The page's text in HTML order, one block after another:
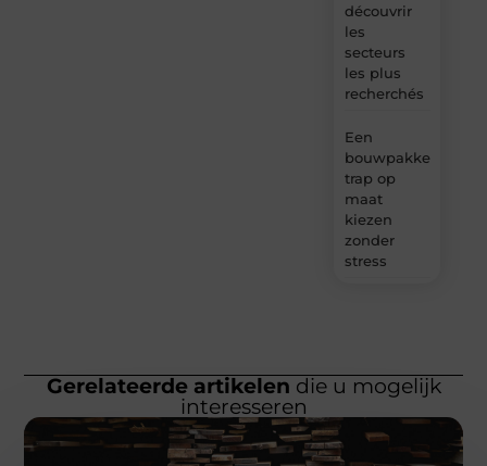
découvrir
les
secteurs
les plus
recherchés
Een
bouwpakket
trap op
maat
kiezen
zonder
stress
Gerelateerde artikelen die u mogelijk
interesseren